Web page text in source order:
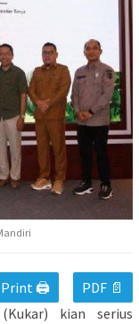
Print 🖨
PDF 📄
kian serius